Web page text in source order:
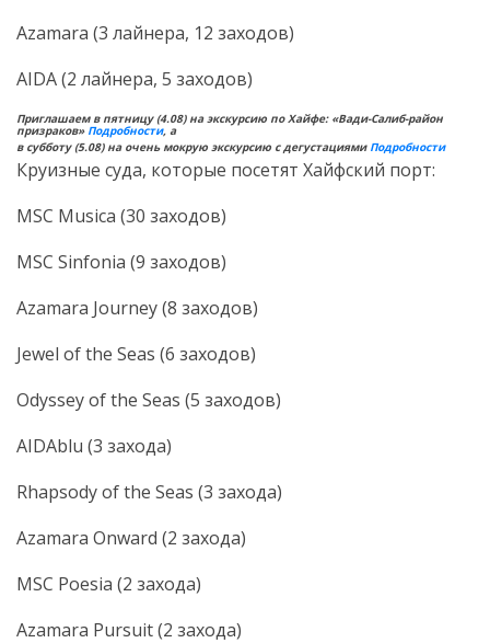
Azamara (3 лайнера, 12 заходов)
AIDA (2 лайнера, 5 заходов)
Приглашаем в пятницу (4.08) на экскурсию по Хайфе: «Вади-Салиб-район
призраков» Подробности, а
в субботу (5.08) на очень мокрую экскурсию с дегустациями Подробности
Круизные суда, которые посетят Хайфский порт:
MSC Musica (30 заходов)
MSC Sinfonia (9 заходов)
Azamara Journey (8 заходов)
Jewel of the Seas (6 заходов)
Odyssey of the Seas (5 заходов)
AIDAblu (3 захода)
Rhapsody of the Seas (3 захода)
Azamara Onward (2 захода)
MSC Poesia (2 захода)
Azamara Pursuit (2 захода)